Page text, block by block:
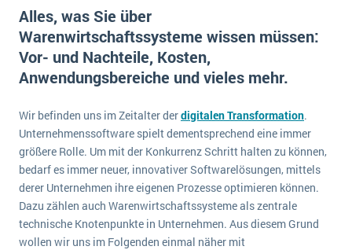
Suche
Vergleich
Auswahl
Schulung
Auswertung
Service und Wartung
E-commerce
Einzelhandel
Finanzen
Grosshandel
Handel
Handwerk
Health Care
IKT
Installation
Landwirtschaft
Die 4 Komponenten eines CRM-Systems
5 Funktionen einer ERP-Software für Konzerne
Was ist Data Mining? - Ein Leitfaden für Unternehmen
Mehr über ERP-Software
ERP Wissenszentrum
Offene Stellen bei ERP-Lieferanten
Über uns
DSGVO/GDPR
Kontakt
Alles, was Sie über
Warenwirtschaftssysteme wissen müssen:
Vor- und Nachteile, Kosten,
Anwendungsbereiche und vieles mehr.
Wir befinden uns im Zeitalter derdigitalen Transformation.
Unternehmenssoftware spielt dementsprechend eine immer
größere Rolle. Um mit der Konkurrenz Schritt halten zu können,
bedarf es immer neuer, innovativer Softwarelösungen, mittels
derer Unternehmen ihre eigenen Prozesse optimieren können.
Dazu zählen auch Warenwirtschaftssysteme als zentrale
technische Knotenpunkte in Unternehmen. Aus diesem Grund
wollen wir uns im Folgenden einmal näher mit